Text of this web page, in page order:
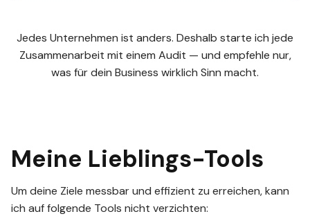
Jedes Unternehmen ist anders. Deshalb starte ich jede
Zusammenarbeit mit einem Audit — und empfehle nur,
was für dein Business wirklich Sinn macht.
Meine Lieblings-Tools
Um deine Ziele messbar und effizient zu erreichen, kann
ich auf folgende Tools nicht verzichten: